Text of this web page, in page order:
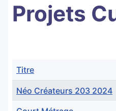
Projets
Titre
Néo Créateurs 203 2024